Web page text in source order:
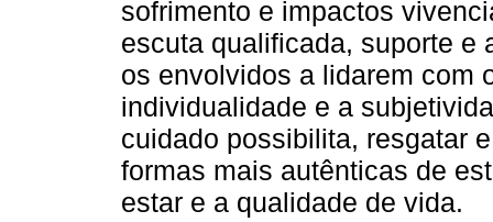
sofrimento e impactos
escuta qualificada, suporte e
os envolvidos a lidarem com
individualidade e a
cuidado possibilita, resgatar
formas mais autênticas de
estar e a qualidade de vida.